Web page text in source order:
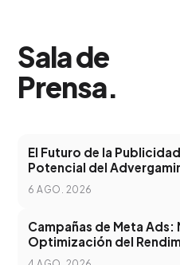
Sala de
Prensa.
El Futuro de la
Potencial del
Programática
6 AGO. 2026
Campañas de Meta Ads:
Optimización del